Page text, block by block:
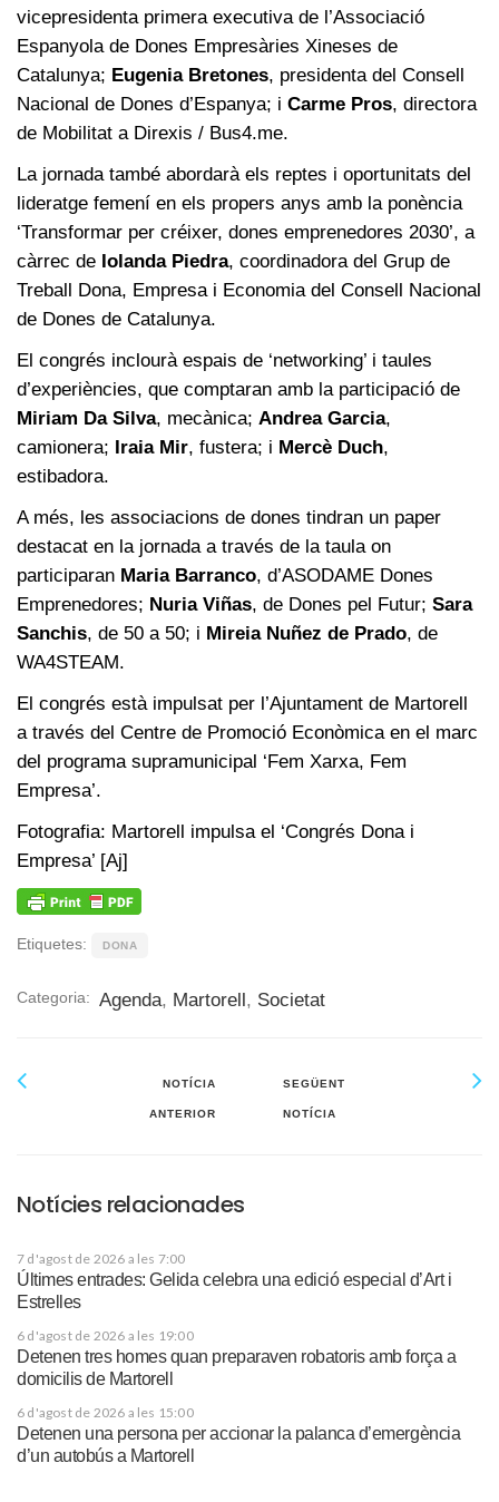
vicepresidenta primera executiva de l’Associació
Espanyola de Dones Empresàries Xineses de
Catalunya; Eugenia Bretones, presidenta del Consell
Nacional de Dones d’Espanya; i Carme Pros, directora
de Mobilitat a Direxis / Bus4.me.
La jornada també abordarà els reptes i oportunitats del
lideratge femení en els propers anys amb la ponència
‘Transformar per créixer, dones emprenedores 2030’, a
càrrec de Iolanda Piedra, coordinadora del Grup de
Treball Dona, Empresa i Economia del Consell Nacional
de Dones de Catalunya.
El congrés inclourà espais de ‘networking’ i taules
d’experiències, que comptaran amb la participació de
Miriam Da Silva, mecànica; Andrea Garcia,
camionera; Iraia Mir, fustera; i Mercè Duch,
estibadora.
A més, les associacions de dones tindran un paper
destacat en la jornada a través de la taula on
participaran Maria Barranco, d’ASODAME Dones
Emprenedores; Nuria Viñas, de Dones pel Futur; Sara
Sanchis, de 50 a 50; i Mireia Nuñez de Prado, de
WA4STEAM.
El congrés està impulsat per l’Ajuntament de Martorell
a través del Centre de Promoció Econòmica en el marc
del programa supramunicipal ‘Fem Xarxa, Fem
Empresa’.
Fotografia: Martorell impulsa el ‘Congrés Dona i
Empresa’ [Aj]
Etiquetes: DONA
Categoria: Agenda, Martorell, Societat
NOTÍCIA
ANTERIOR
SEGÜENT
NOTÍCIA
Notícies relacionades
7 d'agost de 2026 a les 7:00
Últimes entrades: Gelida celebra una edició especial d’Art i
Estrelles
6 d'agost de 2026 a les 19:00
Detenen tres homes quan preparaven robatoris amb força a
domicilis de Martorell
6 d'agost de 2026 a les 15:00
Detenen una persona per accionar la palanca d’emergència
d’un autobús a Martorell